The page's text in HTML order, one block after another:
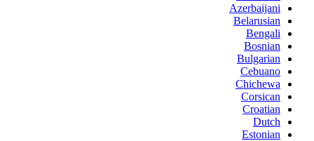
Azerbaijani
Belarusian
Bengali
Bosnian
Bulgarian
Cebuano
Chichewa
Corsican
Croatian
Dutch
Estonian